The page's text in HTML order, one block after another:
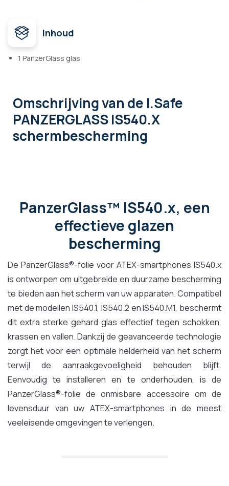
Inhoud
1 PanzerGlass glas
Omschrijvingvan de I.Safe
PANZERGLASS IS540.X
schermbescherming
PanzerGlass™ IS540.x, een
effectieve glazen
bescherming
De PanzerGlass®-folie voor ATEX-smartphones IS540.x
is ontworpen om uitgebreide en duurzame bescherming
te bieden aan het scherm van uw apparaten. Compatibel
met de modellen IS540.1, IS540.2 en IS540.M1, beschermt
dit extra sterke gehard glas effectief tegen schokken,
krassen en vallen. Dankzij de geavanceerde technologie
zorgt het voor een optimale helderheid van het scherm
terwijl de aanraakgevoeligheid behouden blijft.
Eenvoudig te installeren en te onderhouden, is de
PanzerGlass®-folie de onmisbare accessoire om de
levensduur van uw ATEX-smartphones in de meest
veeleisende omgevingen te verlengen.